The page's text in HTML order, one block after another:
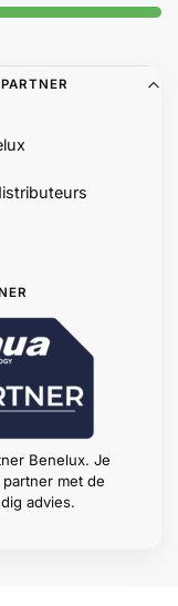
Benelux. Je
met de
advies.